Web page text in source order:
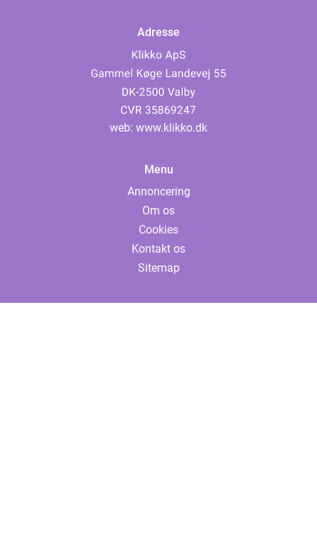
Adresse
web: www.klikko.dk
Menu
Annoncering
Om os
Cookies
Kontakt os
Sitemap